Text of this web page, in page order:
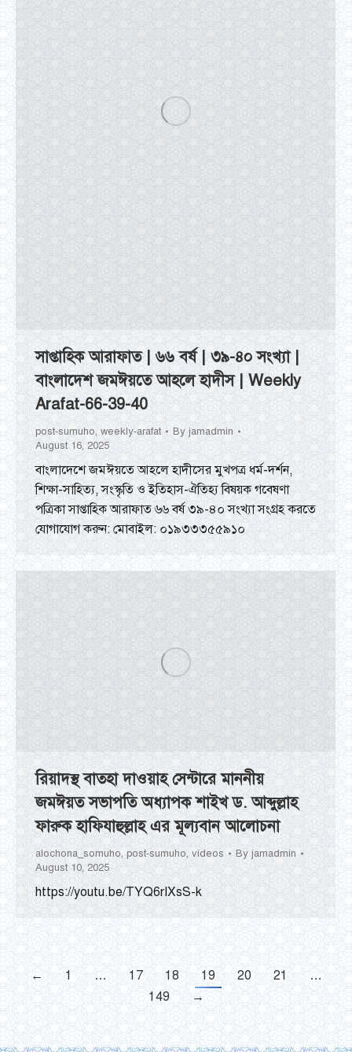
সাপ্তাহিক আরাফাত | ৬৬ বর্ষ | ৩৯-৪০ সংখ্যা |
বাংলাদেশ জমঈয়তে আহলে হাদীস | Weekly
Arafat-66-39-40
post-sumuho,weekly-arafat By jamadmin
August 16, 2025
বাংলাদেশে জমঈয়তে আহলে হাদীসের মুখপত্র ধর্ম-দর্শন,
শিক্ষা-সাহিত্য, সংস্কৃতি ও ইতিহাস-ঐতিহ্য বিষয়ক গবেষণা
পত্রিকা সাপ্তাহিক আরাফাত ৬৬ বর্ষ ৩৯-৪০ সংখ্যা সংগ্রহ করতে
যোগাযোগ করুন: মোবাইল: ০১৯৩৩৩৫৫৯১০
রিয়াদস্থ বাতহা দাওয়াহ সেন্টারে মাননীয়
জমঈয়ত সভাপতি অধ্যাপক শাইখ ড. আব্দুল্লাহ
ফারুক হাফিযাহুল্লাহ এর মূল্যবান আলোচনা
alochona_somuho, post-sumuho, videos By jamadmin
August 10, 2025
https://youtu.be/TYQ6rIXsS-k
← 1 … 17 18 19 20 21
…
149
→